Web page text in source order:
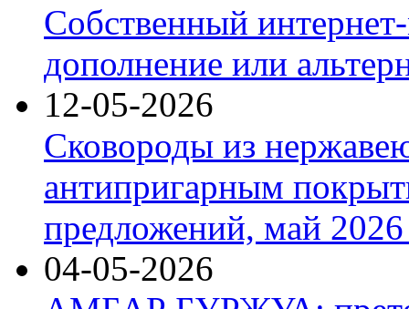
Собственный
дополнение или
12-05-2026
Сковороды из
антипригарным
предложений, май 2026
04-05-2026